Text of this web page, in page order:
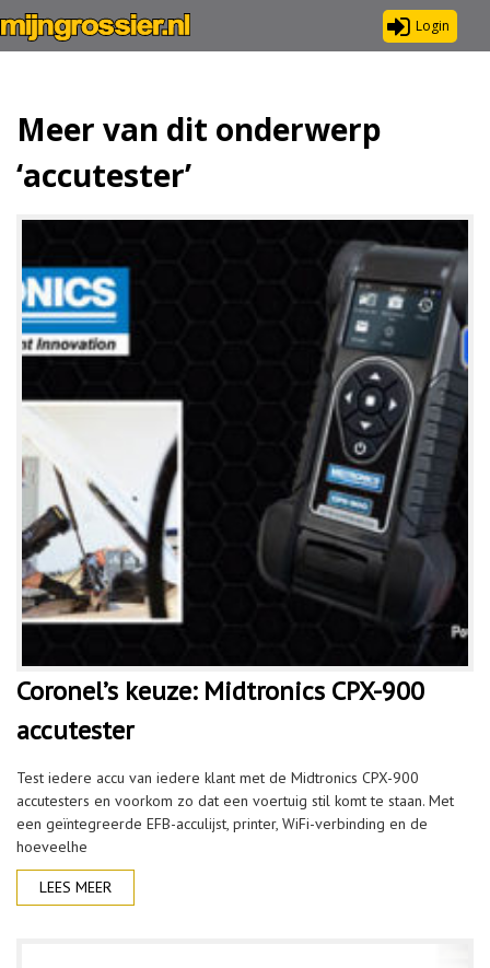
Login
Meer van dit onderwerp
‘accutester’
Coronel’s keuze: Midtronics CPX-900
accutester
Test iedere accu van iedere klant met de Midtronics CPX-900
accutesters en voorkom zo dat een voertuig stil komt te staan. Met
een geïntegreerde EFB-acculijst, printer, WiFi-verbinding en de
hoeveelhe
LEES MEER